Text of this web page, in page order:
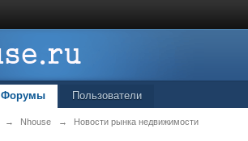
Форумы Пользователи
→ Nhouse → Новости рынка недвижимости